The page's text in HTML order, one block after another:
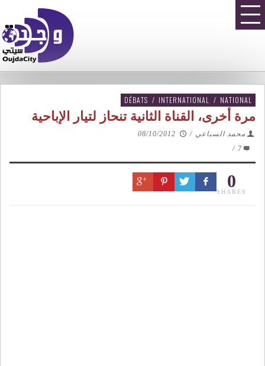
DÉBATS / INTERNATIONAL / NATIONAL
مرة أخرى، القناة الثانية تنحاز لتيار الإباحية
محمد السباعي /
08/10/2012
7
/
0
SHARES